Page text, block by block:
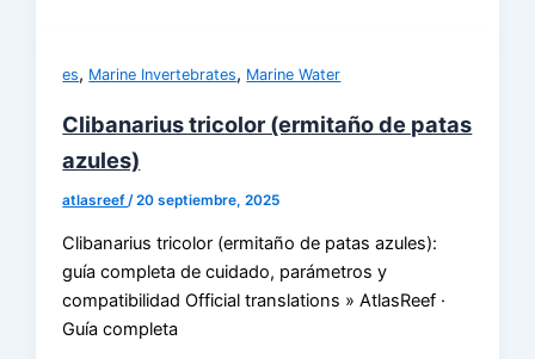
es, Marine Invertebrates, Marine Water
Clibanarius tricolor (ermitaño de patas
azules)
atlasreef/20 septiembre, 2025
Clibanarius tricolor (ermitaño de patas azules):
guía completa de cuidado, parámetros y
compatibilidad Official translations » AtlasReef ·
Guía completa